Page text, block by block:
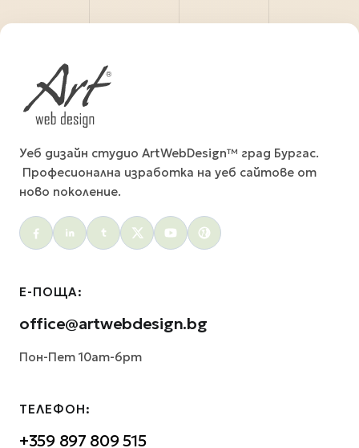
Уеб дизайн студио ArtWebDesign™ град Бургас.
Професионална изработка на уеб сайтове от
ново поколение.
Social menu
Е-ПОЩА:
office@artwebdesign.bg
Пон-Пет 10am-6pm
ТЕЛЕФОН:
+359 897 809 515